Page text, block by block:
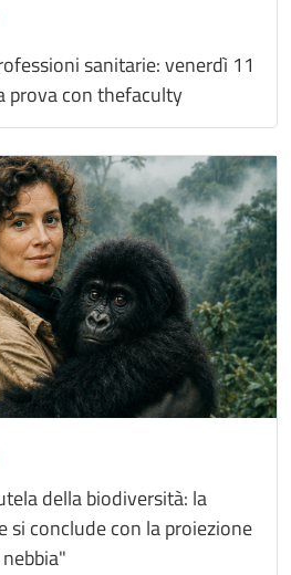
sanitarie: venerdì 11
prova con thefaculty
della biodiversità: la
si conclude con la proiezione